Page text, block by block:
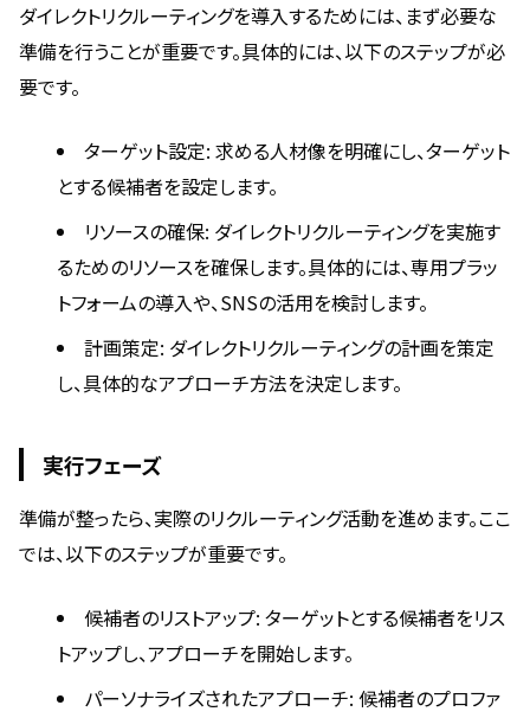
ダイレクトリクルーティングを導入するためには、まず必要な
準備を行うことが重要です。具体的には、以下のステップが必
要です。
ターゲット設定: 求める人材像を明確にし、ターゲット
とする候補者を設定します。
リソースの確保: ダイレクトリクルーティングを実施す
るためのリソースを確保します。具体的には、専用プラッ
トフォームの導入や、SNSの活用を検討します。
計画策定: ダイレクトリクルーティングの計画を策定
し、具体的なアプローチ方法を決定します。
実行フェーズ
準備が整ったら、実際のリクルーティング活動を進めます。ここ
では、以下のステップが重要です。
候補者のリストアップ: ターゲットとする候補者をリス
トアップし、アプローチを開始します。
パーソナライズされたアプローチ: 候補者のプロファ